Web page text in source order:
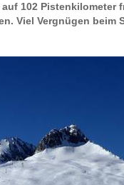
102 Pistenkilometer
Viel Vergnügen beim